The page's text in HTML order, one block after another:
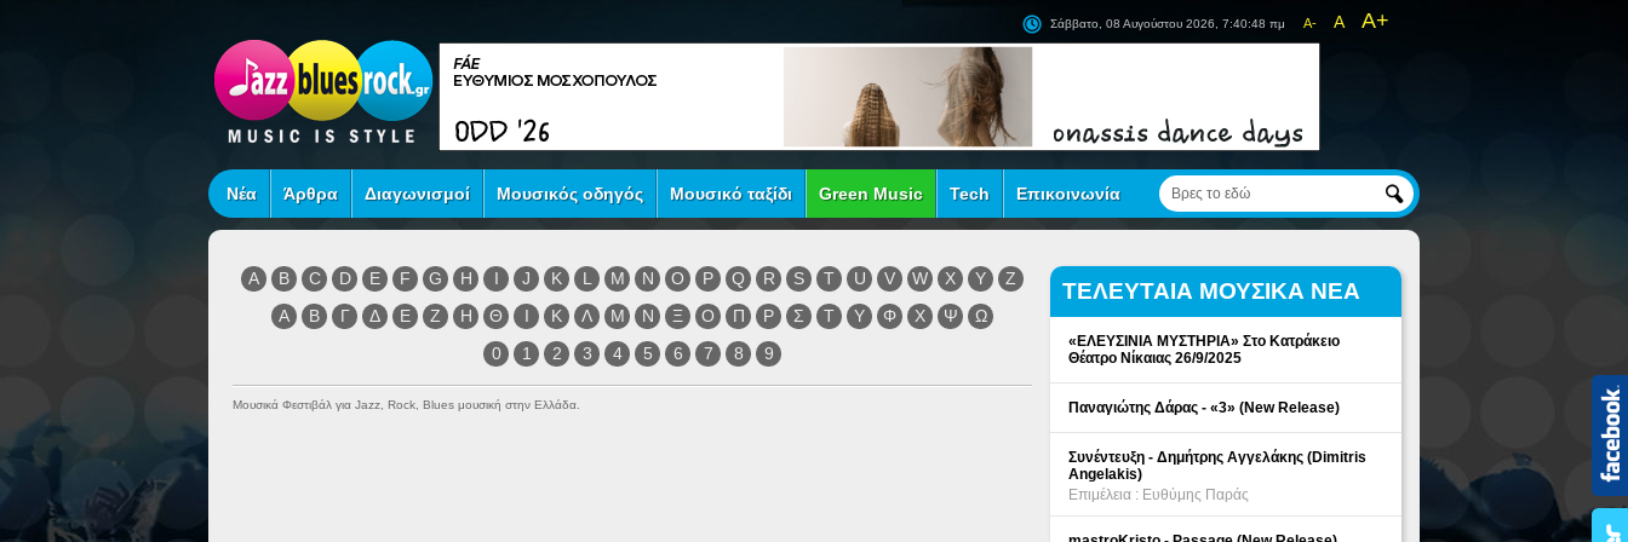
A- A A+
Σάββατο, 08 Αυγούστου 2026, 7:40:48 πμ
Νέα Άρθρα Διαγωνισμοί Μουσικός οδηγός Μουσικό ταξίδι Green Music Tech Επικοινωνία
A B C D E F G H I J K L M N O P Q R S T U V W X Y
Z
Α
Β Γ Δ Ε Ζ Η Θ Ι Κ Λ Μ Ν Ξ Ο Π Ρ Σ Τ Υ Φ Χ Ψ
Ω
0
1 2 3 4 5 6 7 8 9
Μουσικά Φεστιβάλ για Jazz, Rock, Blues μουσική στην Ελλάδα.
ΤΕΛΕΥΤΑΙΑ ΜΟΥΣΙΚΑ ΝΕΑ
«ΕΛΕΥΣΙΝΙΑ ΜΥΣΤΗΡΙΑ» Στο Κατράκειο
Θέατρο Νίκαιας 26/9/2025
Παναγιώτης Δάρας - «3» (New Release)
Συνέντευξη - Δημήτρης Αγγελάκης (Dimitris
Angelakis)
Επιμέλεια : Ευθύμης Παράς